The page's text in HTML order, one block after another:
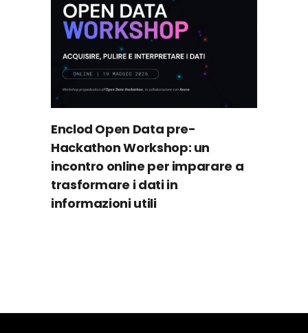
Enclod Open Data pre-
Hackathon Workshop: un
incontro online per imparare a
trasformare i dati in
informazioni utili